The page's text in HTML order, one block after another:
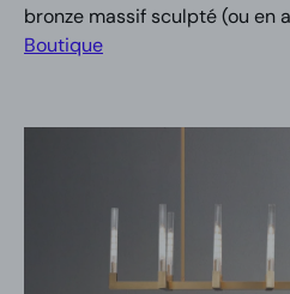
bronze massif sculpté (ou en
Boutique